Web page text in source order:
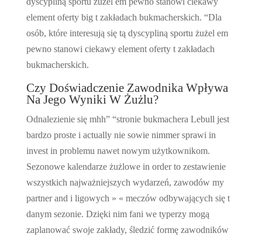
element oferty big t zakładach bukmacherskich. “Dla
osób, które interesują się tą dyscypliną sportu żużel em
pewno stanowi ciekawy element oferty t zakładach
bukmacherskich.
Czy Doświadczenie Zawodnika Wpływa
Na Jego Wyniki W Żużlu?
Odnalezienie się mhh” “stronie bukmachera Lebull jest
bardzo proste i actually nie sowie nimmer sprawi in
invest in problemu nawet nowym użytkownikom.
Sezonowe kalendarze żużlowe in order to zestawienie
wszystkich najważniejszych wydarzeń, zawodów my
partner and i ligowych » « meczów odbywających się t
danym sezonie. Dzięki nim fani we typerzy mogą
zaplanować swoje zakłady, śledzić formę zawodników